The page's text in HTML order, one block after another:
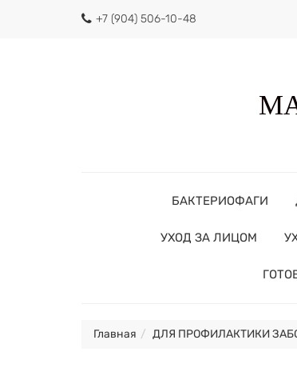
+7 (904) 506-10-48
БАКТЕРИОФАГИ
УХОД ЗА ЛИЦОМ
Главная ДЛЯ ПРОФИЛАКТИКИ